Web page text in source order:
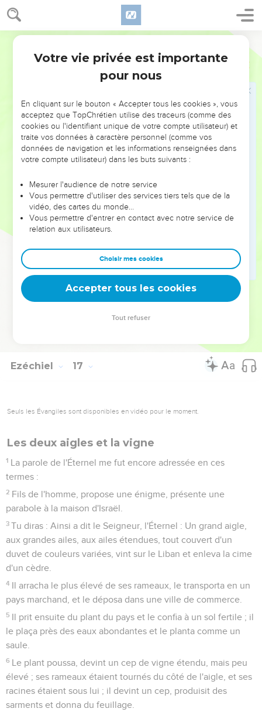
Ezéchiel 16
état ; et toi et tes filles vous reviendrez à votre premier état.
56 Cependant, dans le temps de ton orgueil,
Avant que ta méchanceté fût découverte, lorsque tu
recevais les outrages des filles de Syrie et de tous ses
alentours, des filles des Philistins qui t'insultaient de toute
part, ne discourais-tu pas sur Sodome ta soeur ?
Tu portes sur toi le fardeau de tes crimes et de tes
abominations ! dit l'Éternel.
Car ainsi a dit l'Éternel : Je te ferai comme tu as fait, toi qui
as méprisé le serment, en rompant l'alliance.
Toutefois je me souviendrai de l'alliance que j'ai faite avec
une alliance éternelle.
Alors tu te souviendras de ta conduite, et tu en seras
confuse, quand tu recevras tes soeurs, tant les aînées que
les cadettes, et que je te les donnerai pour filles, mais non
en vertu de ton alliance.
Car j'établirai mon alliance avec toi, et tu sauras que je
suis l'Éternel,
Afin que tu te souviennes, que tu sois confuse, et qu'à
cause de ta confusion tu n'ouvres plus la bouche, quand je
Ezéchiel 17
Seuls les Évangiles sont disponibles en vidéo pour le moment.
Les deux aigles et la vigne
1 La parole de l'Éternel me fut encore adressée en ces
termes :
2 Fils de l'homme, propose une énigme, présente une
parabole à la maison d'Israël.
3 Tu diras : Ainsi a dit le Seigneur, l'Éternel : Un grand aigle,
aux grandes ailes, aux ailes étendues, tout couvert d'un
duvet de couleurs variées, vint sur le Liban et enleva la cime
d'un cèdre.
4 Il arracha le plus élevé de ses rameaux, le transporta en un
pays marchand, et le déposa dans une ville de commerce.
5 Il prit ensuite du plant du pays et le confia à un sol fertile ; il
le plaça près des eaux abondantes et le planta comme un
saule.
6 Le plant poussa, devint un cep de vigne étendu, mais peu
élevé ; ses rameaux étaient tournés du côté de l'aigle, et ses
racines étaient sous lui ; il devint un cep, produisit des
sarments et donna du feuillage.
Votre vie privée est importante
pour nous
En cliquant sur le bouton « Accepter tous les cookies », vous
acceptez que TopChrétien utilise des traceurs (comme des
cookies ou l'identifiant unique de votre compte utilisateur) et
traite vos données à caractère personnel (comme vos
données de navigation et les informations renseignées dans
votre compte utilisateur) dans les buts suivants :
Mesurer l'audience de notre service
Vous permettre d'utiliser des services tiers tels que de la
vidéo, des cartes du monde…
Vous permettre d'entrer en contact avec notre service de
relation aux utilisateurs.
Choisir mes cookies
Accepter tous les cookies
Tout refuser